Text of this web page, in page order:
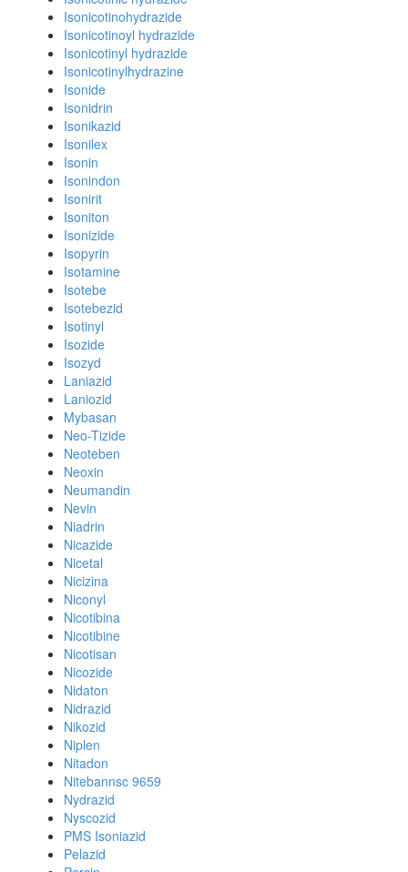
Isonicotinohydrazide
Isonicotinoyl hydrazide
Isonicotinyl hydrazide
Isonicotinylhydrazine
Isonide
Isonidrin
Isonikazid
Isonilex
Isonin
Isonindon
Isonirit
Isoniton
Isonizide
Isopyrin
Isotamine
Isotebe
Isotebezid
Isotinyl
Isozide
Isozyd
Laniazid
Laniozid
Mybasan
Neo-Tizide
Neoteben
Neoxin
Neumandin
Nevin
Niadrin
Nicazide
Nicetal
Nicizina
Niconyl
Nicotibina
Nicotibine
Nicotisan
Nicozide
Nidaton
Nidrazid
Nikozid
Niplen
Nitadon
Nitebannsc 9659
Nydrazid
Nyscozid
PMS Isoniazid
Pelazid